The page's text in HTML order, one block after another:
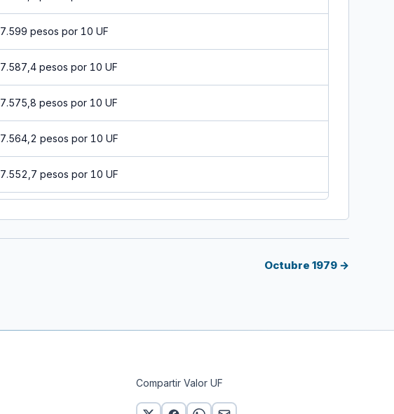
7.599 pesos por 10 UF
7.587,4 pesos por 10 UF
7.575,8 pesos por 10 UF
7.564,2 pesos por 10 UF
7.552,7 pesos por 10 UF
Octubre 1979 →
Compartir Valor UF